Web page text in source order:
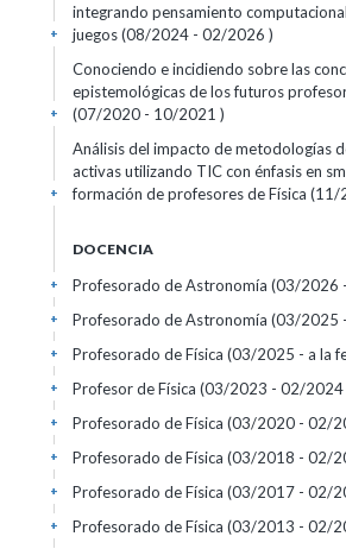
integrando pensamiento
juegos (08/2024 - 02/2026 )
+
Conociendo e incidiendo sobre las
epistemológicas de los futuros
(07/2020 - 10/2021 )
+
Análisis del impacto de metodologías
activas utilizando TIC con énfasis en
formación de profesores de Física
+
DOCENCIA
Profesorado de Astronomía (03/2026
+
Profesorado de Astronomía (03/2025
+
Profesorado de Física (03/2025 - a la
+
Profesor de Física (03/2023 - 02/2024
+
Profesorado de Física (03/2020 - 02/
+
Profesorado de Física (03/2018 - 02/
+
Profesorado de Física (03/2017 - 02/
+
Profesorado de Física (03/2013 - 02/
+